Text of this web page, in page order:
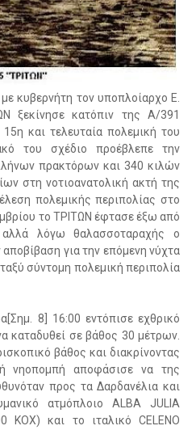
κυβερνήτη τον υποπλοίαρχο Ε.
ξεκίνησε κατόπιν της Α/391
και τελευταία πολεμική του
του σχέδιο προέβλεπε την
πρακτόρων και 340 κιλών
στη νοτιοανατολική ακτή της
πολεμικής περιπολίας στο
το ΤΡΙΤΩΝ έφτασε έξω από
λόγω θαλασσοταραχής ο
για την επόμενη νύχτα
σύντομη πολεμική περιπολία
8] 16:00 εντόπισε εχθρικό
καταδυθεί σε βάθος 30 μέτρων.
βάθος και διακρίνοντας
νηοπομπή αποφάσισε να της
προς τα Δαρδανέλια και
ατμόπλοιο ALBA JULIA
ΚΟΧ) και το ιταλικό CELENO